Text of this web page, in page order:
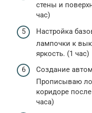
стены и
час)
Настройка
лампочки к
яркость. (1 час)
Создание
Прописываю
коридоре
часа)